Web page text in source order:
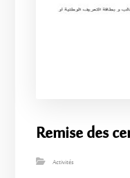
Remise des
Activités